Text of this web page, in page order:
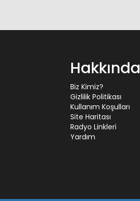
Hakkında
Biz Kimiz?
Gizlilik Politikası
Kullanım Koşulları
Site Haritası
Radyo Linkleri
Yardım